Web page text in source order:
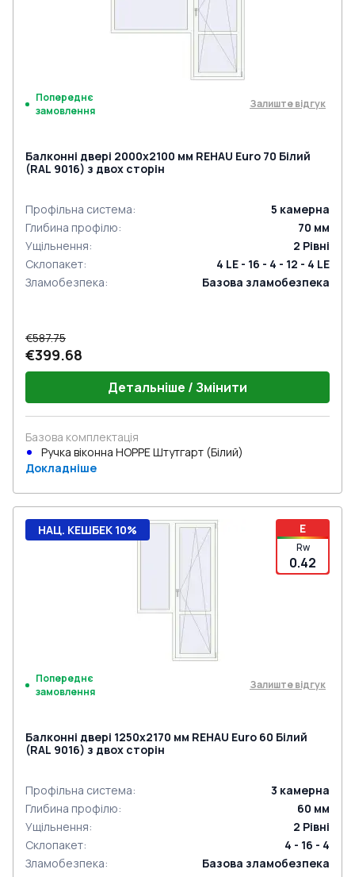
Попереднє
замовлення
Залиште відгук
Балконні двері 2000x2100 мм REHAU Euro 70 Білий
(RAL 9016) з двох сторін
Профільна система: 5 камерна
Глибина профілю: 70 мм
Ущільнення: 2 Рівні
Склопакет:
4 LE - 16 - 4 - 12 - 4 LE
Зламобезпека: Базова зламобезпека
€587.75
€399.68
Детальніше / Змінити
Базова комплектація
Ручка віконна HOPPE Штутгарт (Білий)
Докладніше
E
Rw
0.42
НАЦ. КЕШБЕК 10%
Попереднє
замовлення
Залиште відгук
Балконні двері 1250x2170 мм REHAU Euro 60 Білий
(RAL 9016) з двох сторін
Профільна система: 3 камерна
Глибина профілю: 60 мм
Ущільнення: 2 Рівні
Склопакет:
4 - 16 - 4
Зламобезпека: Базова зламобезпека